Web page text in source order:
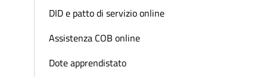
DID e patto di servizio online
Assistenza COB online
Dote apprendistato